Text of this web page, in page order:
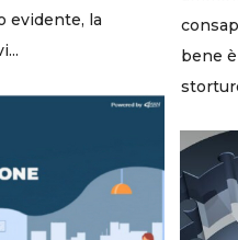
bene
evidente, la